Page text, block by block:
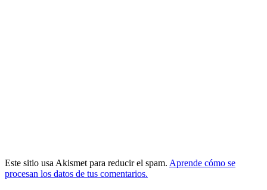
Este sitio usa Akismet para reducir el spam. Aprende cómo se
procesan los datos de tus comentarios.